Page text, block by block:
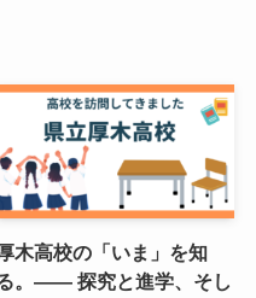
木高校の「いま」を知
。—— 探究と進学、そし